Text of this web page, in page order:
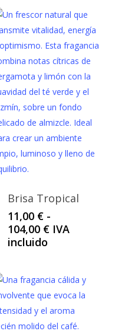
11,00 €
hasta
104,00 €
Brisa Tropical
11,00 € -
104,00 €Rango
11,00 €
hasta
104,00 €
IVA
incluido